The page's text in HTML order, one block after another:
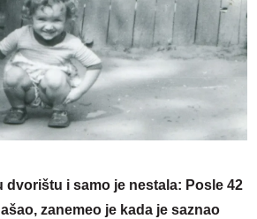
dvorištu i samo je nestala: Posle 42
zanemeo je kada je saznao